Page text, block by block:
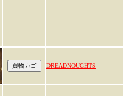
DREADNOUGHTS